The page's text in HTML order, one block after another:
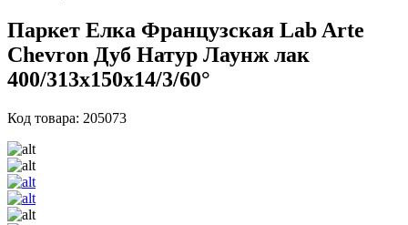
Паркет Елка Французская Lab Arte
Chevron Дуб Натур Лаунж лак
400/313х150х14/3/60°
Код товара: 205073